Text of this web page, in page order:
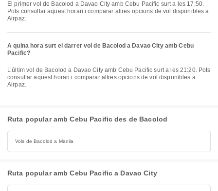
El primer vol de Bacolod a Davao City amb Cebu Pacific surt a les 17:50.
Pots consultar aquest horari i comparar altres opcions de vol disponibles a
Airpaz.
A quina hora surt el darrer vol de Bacolod a Davao City amb Cebu
Pacific?
L’últim vol de Bacolod a Davao City amb Cebu Pacific surt a les 21:20. Pots
consultar aquest horari i comparar altres opcions de vol disponibles a
Airpaz.
Ruta popular amb Cebu Pacific des de Bacolod
Vols de Bacolod a Manila
Ruta popular amb Cebu Pacific a Davao City